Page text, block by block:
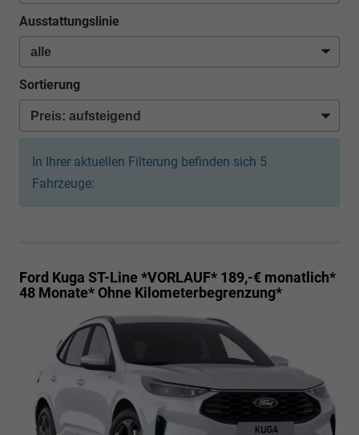
Ausstattungslinie
Sortierung
In Ihrer aktuellen Filterung befinden sich 5
Fahrzeuge:
Ford Kuga ST-Line *VORLAUF* 189,-€ monatlich*
48 Monate* Ohne Kilometerbegrenzung*